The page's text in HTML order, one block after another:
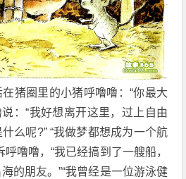
猪圈里的小猪呼噜噜：“你最大
：“我好想离开这里，过上自由
么呢?” “我做梦都想成为一个航
噜噜，“我已经搞到了一艘船，
的朋友。”“我曾经是一位游泳健